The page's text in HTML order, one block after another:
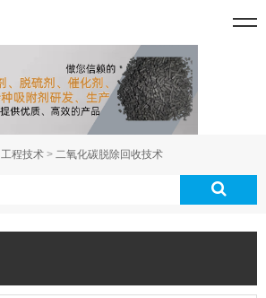
工程技术 > 二氧化碳脱除回收技术